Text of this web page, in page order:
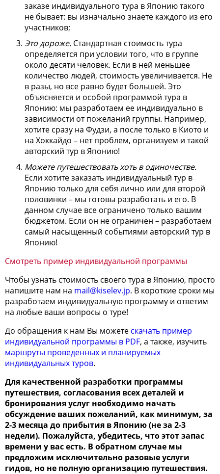
заказе индивидуального тура в Японию такого
не бывает: вы изначально знаете каждого из его
участников;
Это дороже. Стандартная стоимость тура
определяется при условии того, что в группе
около десяти человек. Если в ней меньшее
количество людей, стоимость увеличивается. Не
в разы, но все равно будет большей. Это
объясняется и особой программой тура в
Японию: мы разработаем ее индивидуально в
зависимости от пожеланий группы. Например,
хотите сразу на Фудзи, а после только в Киото и
на Хоккайдо – нет проблем, организуем и такой
авторский тур в Японию!
Можете путешествовать хоть в одиночестве.
Если хотите заказать индивидуальный тур в
Японию только для себя лично или для второй
половинки – мы готовы разработать и его. В
данном случае все ограничено только вашим
бюджетом. Если он не ограничен – разработаем
самый насыщенный событиями авторский тур в
Японию!
Смотреть пример индивидуальной программы
Чтобы узнать стоимость своего тура в Японию, просто
напишите нам на mail@kiselev.jp. В короткие сроки мы
разработаем индивидуальную программу и ответим
на любые ваши вопросы о туре!
До обращения к нам Вы можете скачать пример
индивидуальной программы в PDF, а также, изучить
маршруты проведенных и планируемых
индивидуальных туров.
Для качественной разработки программы
путешествия, согласования всех деталей и
бронирования услуг необходимо начать
обсуждение ваших пожеланий, как минимум, за
2-3 месяца до прибытия в Японию (не за 2-3
недели). Пожалуйста, убедитесь, что этот запас
времени у вас есть. В обратном случае мы
предложим исключительно разовые услуги
гидов, но не полную организацию путешествия.